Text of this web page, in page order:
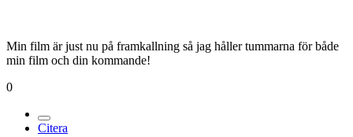
Min film är just nu på framkallning så jag håller tummarna för både
min film och din kommande!
0
Citera